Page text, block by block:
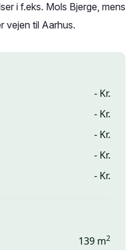
i f.eks. Mols Bjerge, mens
vejen til Aarhus.
- Kr.
- Kr.
- Kr.
- Kr.
- Kr.
139 m2